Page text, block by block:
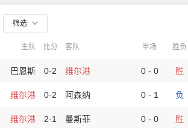
筛选
主队 比分 客队 半场 胜负
巴恩斯 0-2 维尔港 0 - 0 胜
维尔港 0-2 阿森纳 0 - 1 负
维尔港 2-1 曼斯菲 0 - 0 胜